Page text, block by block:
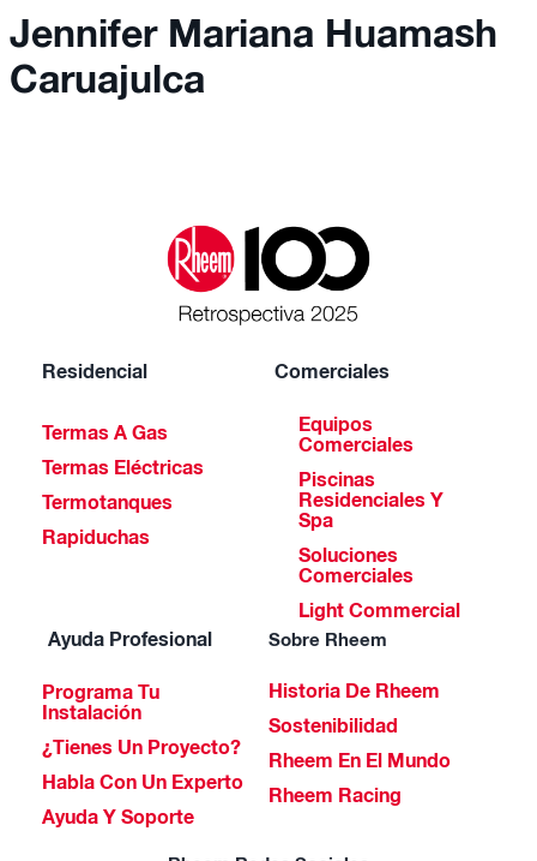
Jennifer Mariana Huamash
Caruajulca
Residencial
Termas A Gas
Termas Eléctricas
Termotanques
Rapiduchas
Comerciales
Equipos
Comerciales
Piscinas
Residenciales Y
Spa
Soluciones
Comerciales
Light Commercial
Ayuda Profesional
Programa Tu
Instalación
¿Tienes Un Proyecto?
Habla Con Un Experto
Ayuda Y Soporte
Sobre Rheem
Historia De Rheem
Sostenibilidad
Rheem En El Mundo
Rheem Racing